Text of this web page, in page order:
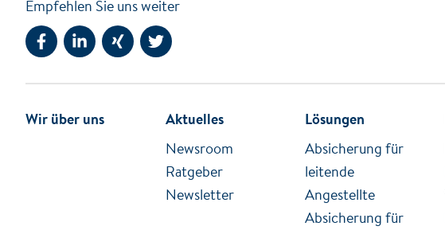
Empfehlen Sie uns weiter
Seite auf Facebook teilen
Seite auf LinkedIn teilen
Seite auf Xing teilen
Seite auf Twitter teilen
Wir über uns Aktuelles
Newsroom
Ratgeber
Newsletter
Lösungen
Absicherung für
leitende
Angestellte
Absicherung für